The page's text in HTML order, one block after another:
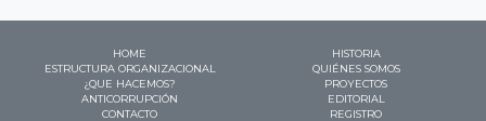
HOME
HISTORIA
ESTRUCTURA ORGANIZACIONAL
QUIÉNES SOMOS
¿QUE HACEMOS?
PROYECTOS
ANTICORRUPCIÓN
EDITORIAL
CONTACTO
REGISTRO